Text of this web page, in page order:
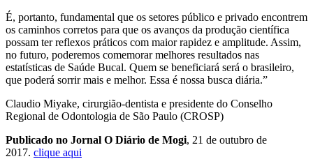
É, portanto, fundamental que os setores público e privado encontrem
os caminhos corretos para que os avanços da produção científica
possam ter reflexos práticos com maior rapidez e amplitude. Assim,
no futuro, poderemos comemorar melhores resultados nas
estatísticas de Saúde Bucal. Quem se beneficiará será o brasileiro,
que poderá sorrir mais e melhor. Essa é nossa busca diária.”
Claudio Miyake, cirurgião-dentista e presidente do Conselho
Regional de Odontologia de São Paulo (CROSP)
Publicado no Jornal O Diário de Mogi, 21 de outubro de
2017. clique aqui